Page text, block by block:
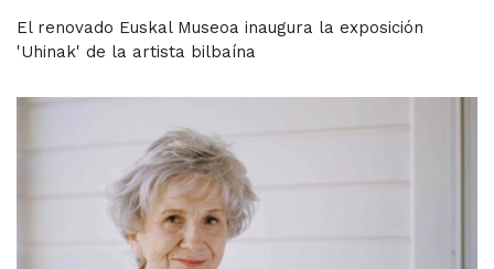
El renovado Euskal Museoa inaugura la exposición
'Uhinak' de la artista bilbaína